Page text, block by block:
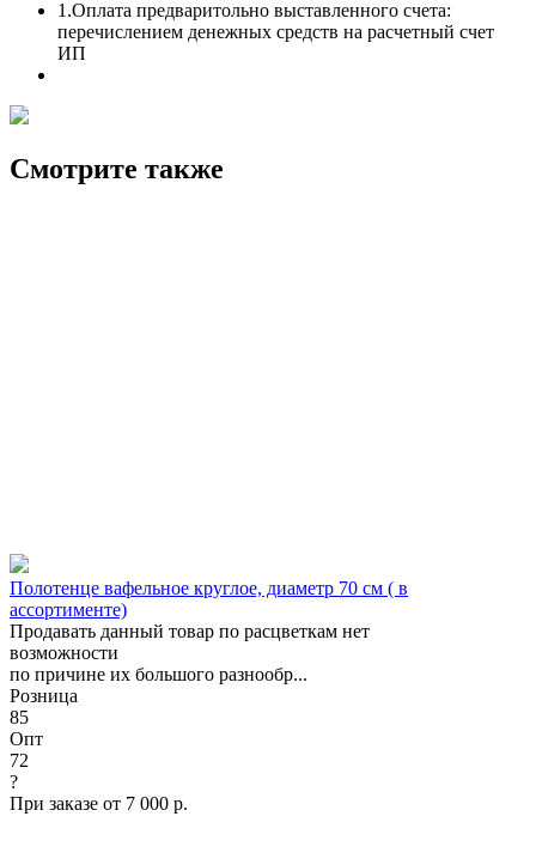
1.Оплата предваритольно выставленного счета:
перечислением денежных средств на расчетный счет
ИП
Смотрите также
Полотенце вафельное круглое, диаметр 70 см ( в
ассортименте)
Продавать данный товар по расцветкам нет
возможности
по причине их большого разнообр...
Розница
85
Опт
72
?
При заказе от 7 000 р.